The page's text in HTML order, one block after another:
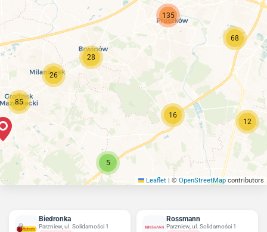
26
16
5
12
85
28
135
68
Leaflet | © OpenStreetMap contributors
Biedronka
Parzniew, ul. Solidarności 1
Rossmann
Parzniew, ul. Solidarności 1